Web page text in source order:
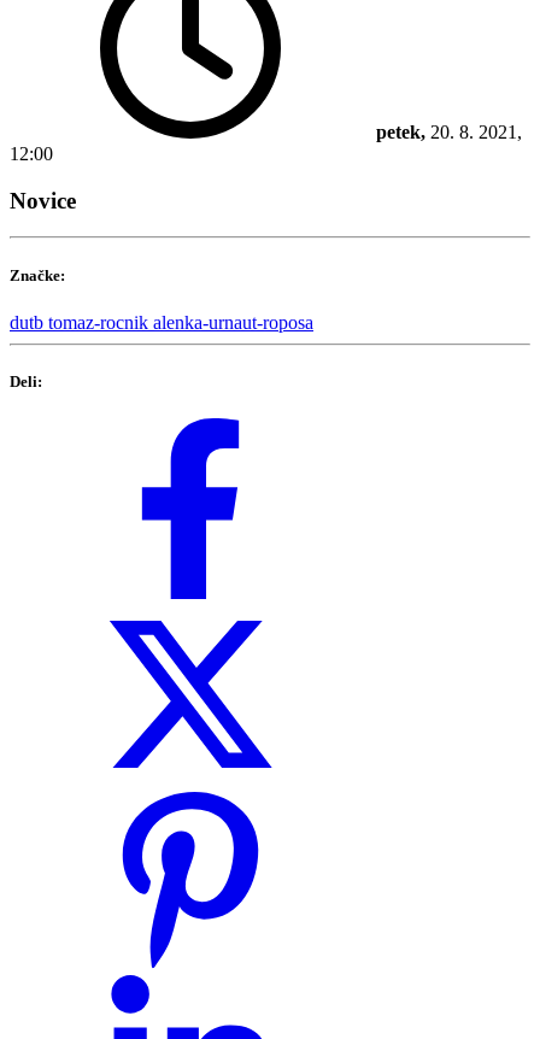
petek, 20. 8. 2021,
12:00
Novice
Značke:
dutb tomaz-rocnik alenka-urnaut-roposa
Deli: